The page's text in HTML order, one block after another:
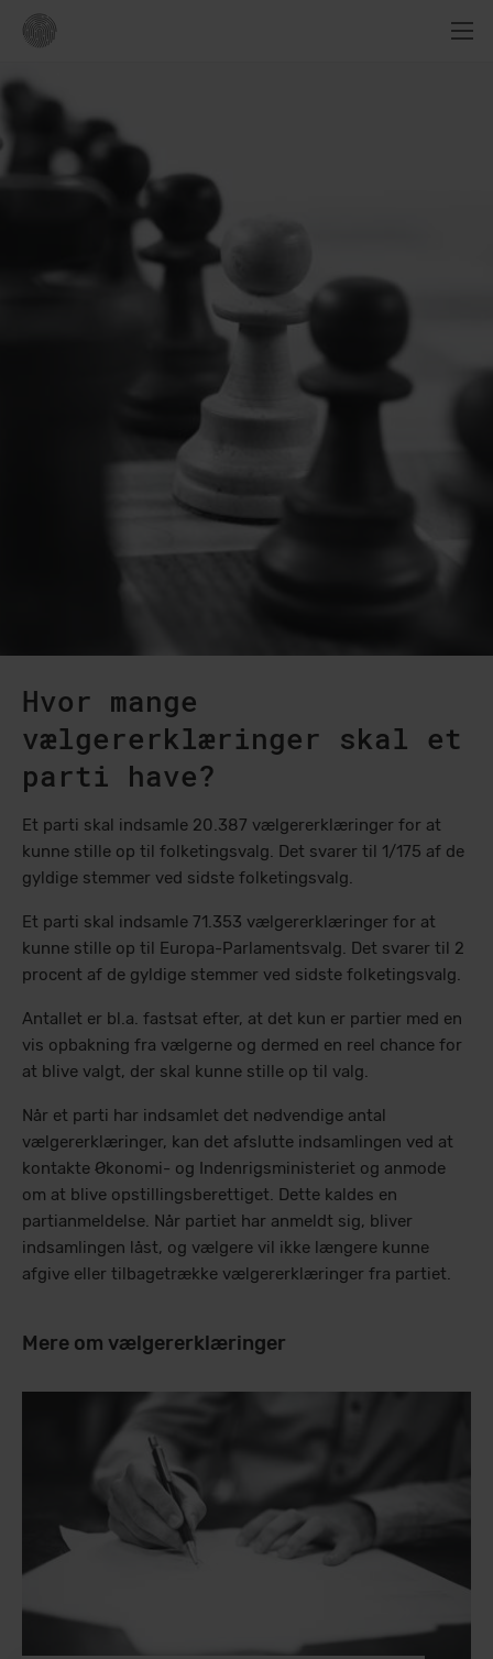
Hvor mange
vælgererklæringer skal et
parti have?
Et parti skal indsamle 20.387 vælgererklæringer for at
kunne stille op til folketingsvalg. Det svarer til 1/175 af de
gyldige stemmer ved sidste folketingsvalg.
Et parti skal indsamle 71.353 vælgererklæringer for at
kunne stille op til Europa-Parlamentsvalg. Det svarer til 2
procent af de gyldige stemmer ved sidste folketingsvalg.
Antallet er bl.a. fastsat efter, at det kun er partier med en
vis opbakning fra vælgerne og dermed en reel chance for
at blive valgt, der skal kunne stille op til valg.
Når et parti har indsamlet det nødvendige antal
vælgererklæringer, kan det afslutte indsamlingen ved at
kontakte Økonomi- og Indenrigsministeriet og anmode
om at blive opstillingsberettiget. Dette kaldes en
partianmeldelse. Når partiet har anmeldt sig, bliver
indsamlingen låst, og vælgere vil ikke længere kunne
afgive eller tilbagetrække vælgererklæringer fra partiet.
Mere om vælgererklæringer